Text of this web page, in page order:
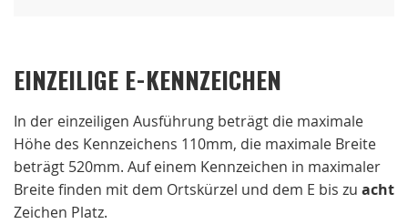
EINZEILIGE E-KENNZEICHEN
In der einzeiligen Ausführung beträgt die maximale
Höhe des Kennzeichens 110mm, die maximale Breite
beträgt 520mm. Auf einem Kennzeichen in maximaler
Breite finden mit dem Ortskürzel und dem E bis zu acht
Zeichen Platz.